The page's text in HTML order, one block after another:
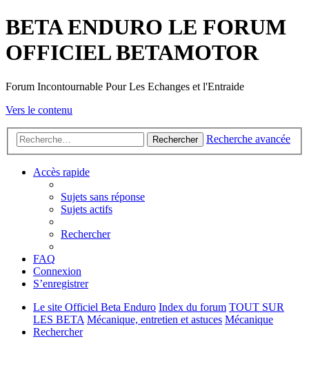
BETA ENDURO LE FORUM
OFFICIEL BETAMOTOR
Forum Incontournable Pour Les Echanges et l'Entraide
Vers le contenu
Rechercher Recherche avancée
Accès rapide
Sujets sans réponse
Sujets actifs
Rechercher
FAQ
Connexion
S’enregistrer
Le site Officiel Beta Enduro Index du forum TOUT SUR
LES BETA Mécanique, entretien et astuces Mécanique
Rechercher